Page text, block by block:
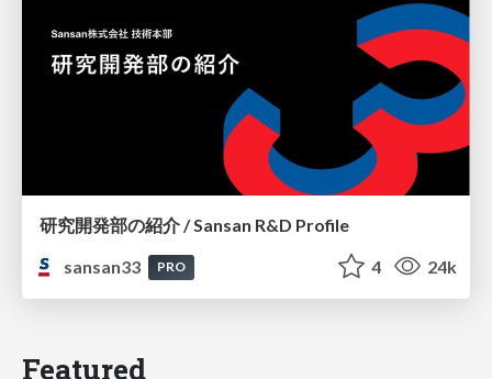
研究開発部の紹介 / Sansan R&D Profile
sansan33
PRO 4 24k
Featured